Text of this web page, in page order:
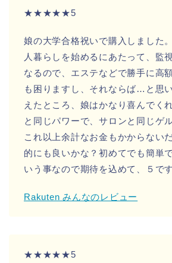
★★★★★5
娘の大学合格祝いで購入しました
人暮らしを始めるにあたって、監
なるので、エステなどで勝手に高
も困りますし、それならば…と思
えたところ、娘はかなり喜んでく
と同じパワーで、サロンと同じゲ
これ以上余計なお金もかからない
的にも良いかな？初めてでも簡単
いう事なので期待を込めて、５です
Rakuten みんなのレビュー
★★★★★5